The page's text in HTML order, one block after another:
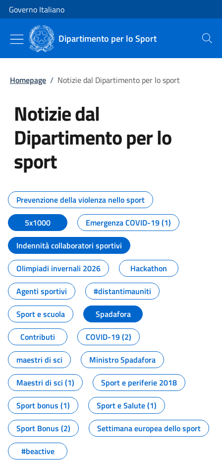
Vai al contenuto
Vai alla navigazione del sito
Governo Italiano
Dipartimento per lo Sport Cerca
Homepage / Notizie dal Dipartimento per lo sport
Notizie dal
Dipartimento per lo
sport
Tutti i contenuti della pagina
Prevenzione della violenza nello sport
5x1000
Emergenza COVID-19 (1)
Indennità collaboratori sportivi
Olimpiadi invernali 2026
Hackathon
Agenti sportivi
#distantimauniti
Sport e scuola
Spadafora
Contributi
COVID-19 (2)
maestri di sci
Ministro Spadafora
Maestri di sci (1)
Sport e periferie 2018
Sport bonus (1)
Sport e Salute (1)
Sport Bonus (2)
Settimana europea dello sport
#beactive